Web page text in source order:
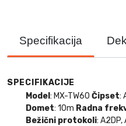
Specifikacija
SPECIFIKACIJE
Model : MX-TW60 Čipset:
Domet: 10m Radna
Bežični protokoli: A2DP,